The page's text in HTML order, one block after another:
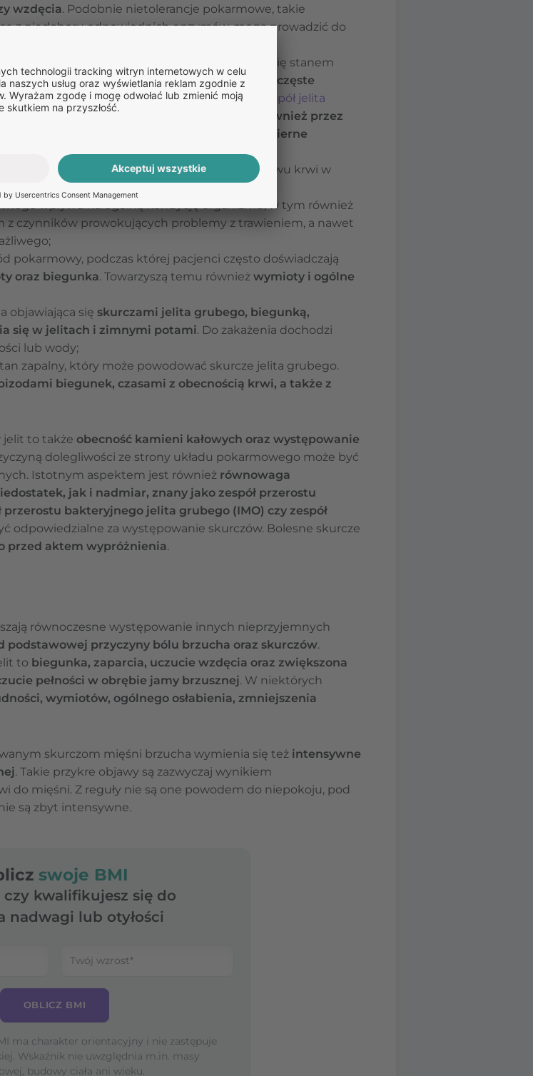
wzdęcia. Podobnie nietolerancje pokarmowe, takie
z niedoboru odpowiednich enzymów, mogą prowadzić do
Leśniowskiego-Crohna, charakteryzująca się stanem
powodować takie objawy jakskurcze jelit, częste
owrzodzenia i utrata masy ciała. Z kolei
zespół jelita
się nie tylko przez
skurcze jelit, ale również przez
biegunki, zaparcia oraz nadmierne
wysiłku dochodzi do zmniejszenia przepływu krwi w
wpływu na ogólną kondycję organizmu, w tym również
z czynników prowokujących problemy z trawieniem, a nawet
pokarmowy, podczas której pacjenci często doświadczają
oraz biegunka. Towarzyszą temu również wymioty i ogólne
objawiająca się skurczami jelita grubego, biegunką,
się w jelitach i zimnymi potami. Do zakażenia dochodzi
lub wody;
zapalny, który może powodować skurcze jelita grubego.
biegunek, czasami z obecnością krwi, a także z
jelit to także obecność kamieni kałowych oraz występowanie
dolegliwości ze strony układu pokarmowego może być
Istotnym aspektem jest również równowaga
jak i nadmiar, znany jako zespół przerostu
bakteryjnego jelita grubego (IMO) czy zespół
odpowiedzialne za występowanie skurczów. Bolesne skurcze
przed aktem wypróżnienia.
równoczesne występowanie innych nieprzyjemnych
podstawowej przyczyny bólu brzucha oraz skurczów.
to biegunka, zaparcia, uczucie wzdęcia oraz zwiększona
pełności w obrębie jamy brzusznej. W niektórych
wymiotów, ogólnego osłabienia, zmniejszenia
skurczom mięśni brzucha wymienia się też intensywne
. Takie przykre objawy są zazwyczaj wynikiem
do mięśni. Z reguły nie są one powodem do niepokoju, pod
są zbyt intensywne.
swoje BMI
czy kwalifikujesz się do
nadwagi lub otyłości
OBLICZ BMI
ma charakter orientacyjny i nie zastępuje
Wskaźnik nie uwzględnia m.in. masy
budowy ciała ani wieku.